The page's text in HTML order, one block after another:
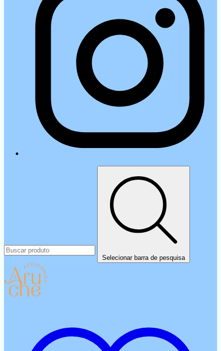
Selecionar barra de pesquisa